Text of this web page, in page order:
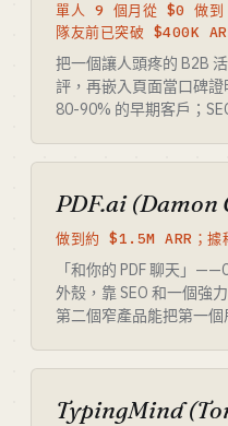
單人 9 個月從 $0 做到
隊友前已突破 $400K
把一個讓人頭疼的 B2B
評，再嵌入頁面當口碑
80-90% 的早期客戶；
PDF.ai (Damon
做到約 $1.5M ARR；
「和你的 PDF 聊天」
外殼，靠 SEO 和一個強
第二個窄產品能把第一個
TypingMind